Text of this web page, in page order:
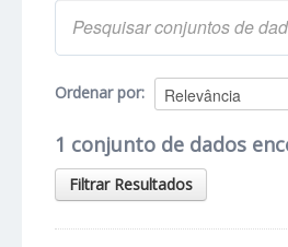
Ordenar por
1 conjunto de dados
Filtrar Resultados